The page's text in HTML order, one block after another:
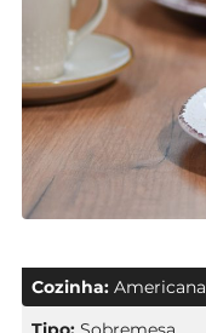
Cozinha: Americana